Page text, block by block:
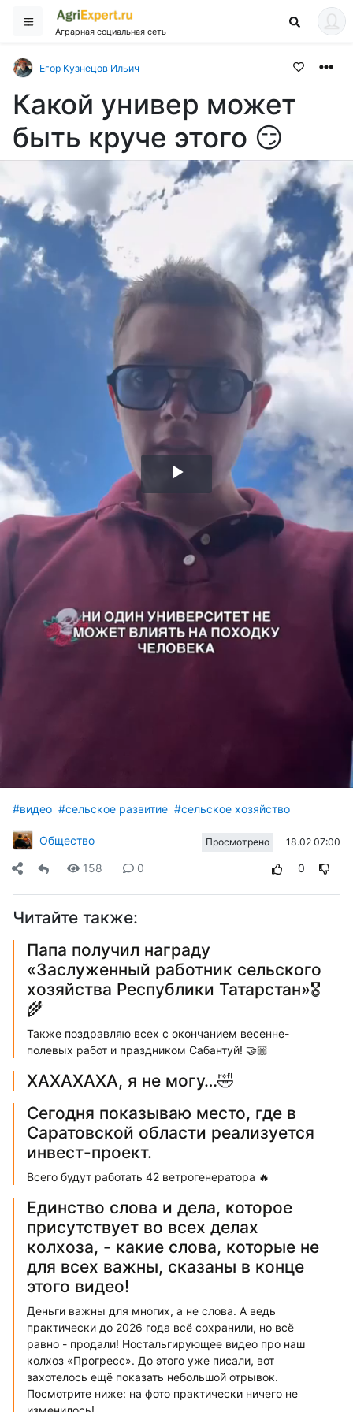
Аграрная социальная сеть
Егор Кузнецов Ильич
Какой универ может
быть круче этого 😏
Воспроизвести
видео
#видео #сельское развитие #сельское хозяйство
Общество Просмотрено 18.02 07:00
158 0 0
Читайте также:
Папа получил награду
«Заслуженный работник сельского
хозяйства Республики Татарстан»🎖️
🌾
Также поздравляю всех с окончанием весенне-
полевых работ и праздником Сабантуй! 🤝🏼
ХАХАХАХА, я не могу…🤣
Сегодня показываю место, где в
Саратовской области реализуется
инвест-проект.
Всего будут работать 42 ветрогенератора 🔥
Единство слова и дела, которое
присутствует во всех делах
колхоза, - какие слова, которые не
для всех важны, сказаны в конце
этого видео!
Деньги важны для многих, а не слова. А ведь
практически до 2026 года всё сохранили, но всё
равно - продали! Ностальгирующее видео про наш
колхоз «Прогресс». До этого уже писали, вот
захотелось ещё показать небольшой отрывок.
Посмотрите ниже: на фото практически ничего не